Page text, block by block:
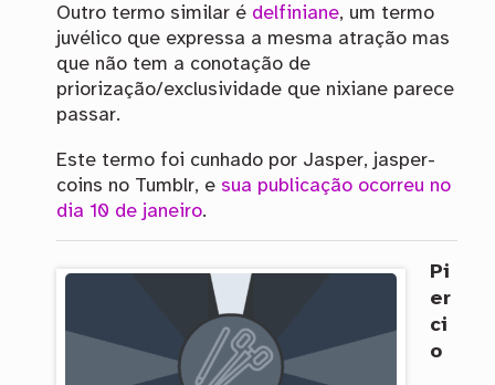
Outro termo similar é delfiniane, um termo
juvélico que expressa a mesma atração mas
que não tem a conotação de
priorização/exclusividade que nixiane parece
passar.
Este termo foi cunhado por Jasper, jasper-
coins no Tumblr, e sua publicação ocorreu no
dia 10 de janeiro.
Pi
er
ci
o